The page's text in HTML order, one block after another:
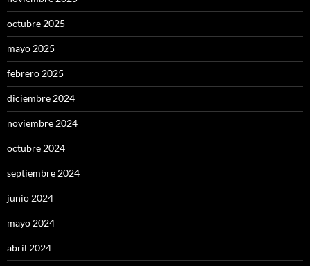
octubre 2025
mayo 2025
febrero 2025
diciembre 2024
noviembre 2024
octubre 2024
septiembre 2024
junio 2024
mayo 2024
abril 2024